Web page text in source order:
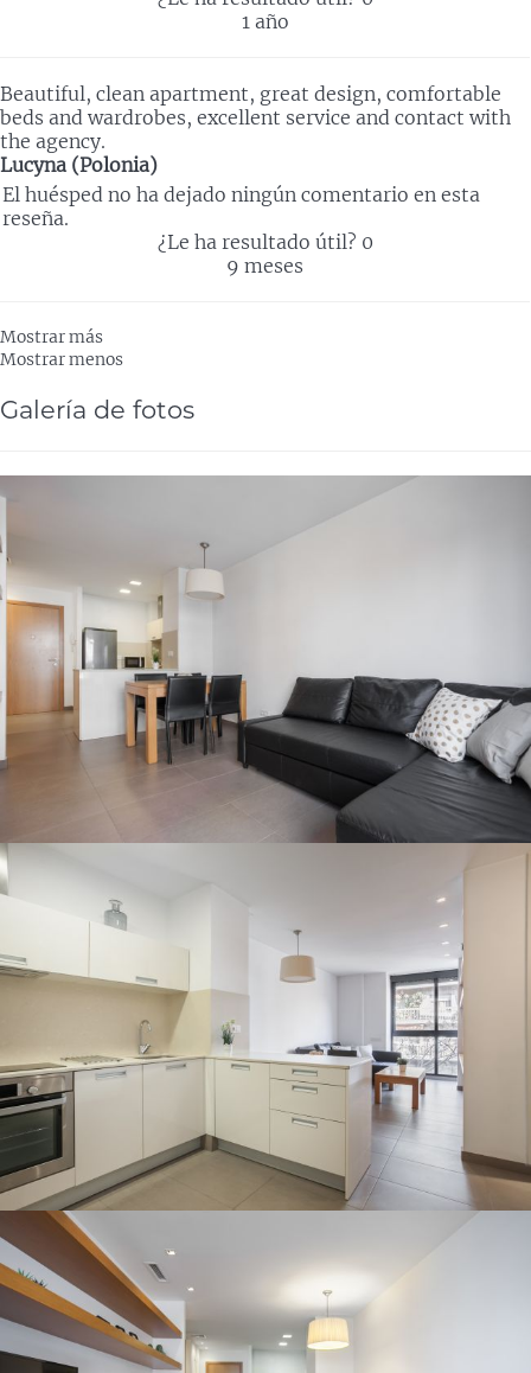
1 año
Beautiful, clean apartment, great design, comfortable
beds and wardrobes, excellent service and contact with
the agency.
Lucyna (Polonia)
El huésped no ha dejado ningún comentario en esta
reseña.
¿Le ha resultado útil? 0
9 meses
Mostrar más
Mostrar menos
Galería de fotos